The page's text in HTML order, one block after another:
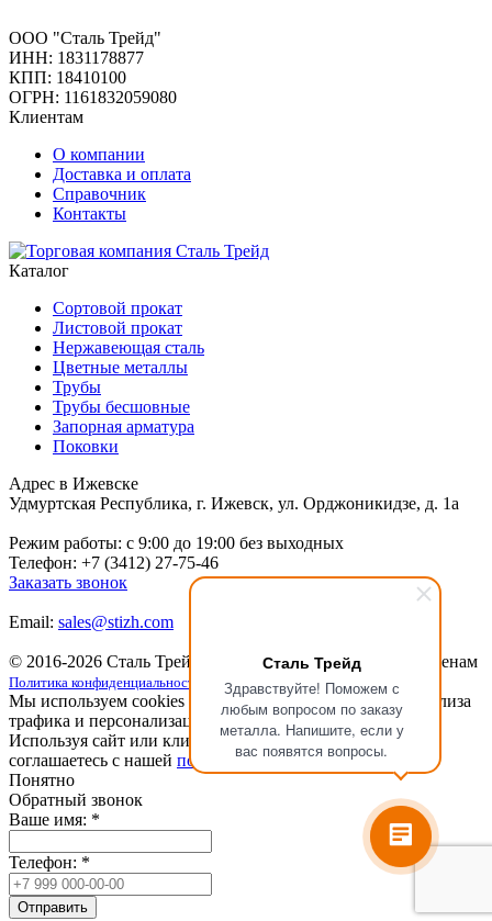
Сталь Трейд
Здравствуйте! Поможем с
любым вопросом по заказу
металла. Напишите, если у
вас появятся вопросы.
ООО "Сталь Трейд"
ИНН: 1831178877
КПП: 18410100
ОГРН: 1161832059080
Клиентам
О компании
Доставка и оплата
Справочник
Контакты
Каталог
Сортовой прокат
Листовой прокат
Нержавеющая сталь
Цветные металлы
Трубы
Трубы бесшовные
Запорная арматура
Поковки
Адрес в Ижевске
Удмуртская Республика, г. Ижевск, ул. Орджоникидзе, д. 1а
Режим работы: c 9:00 до 19:00 без выходных
Телефон: +7 (3412) 27-75-46
Заказать звонок
Email: sales@stizh.com
© 2016-2026 Сталь Трейд Металлопрокатпо выгодным ценам
Политика конфиденциальности
Мы используем cookies для улучшения работы сайта, анализа
трафика и персонализации.
Используя сайт или кликая на кнопку "Понятно", вы
соглашаетесь с нашей политикой конфиденциальности
Понятно
Обратный звонок
Ваше имя: *
Телефон: *
Отправить